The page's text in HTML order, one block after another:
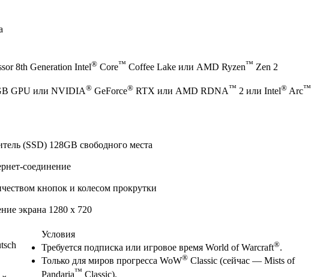
8th Generation Intel® Core™ Coffee Lake или AMD Ryzen™ Zen 2
GPU или NVIDIA® GeForce® RTX или AMD RDNA™ 2 или Intel® Arc™
(SSD) 128GB свободного места
соединение
кнопок и колесом прокрутки
экрана 1280 x 720
Условия
Требуется подписка или игровое время World of Warcraft®.
Только для миров прогресса WoW® Classic (сейчас — Mists of
Pandaria™ Classic).